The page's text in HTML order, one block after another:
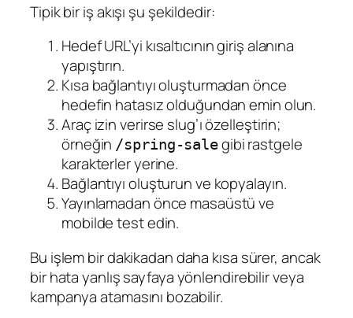
Tipik bir iş akışı şu şekildedir:
Hedef URL’yi kısaltıcının giriş alanına
yapıştırın.
Kısa bağlantıyı oluşturmadan önce
hedefin hatasız olduğundan emin olun.
Araç izin verirse slug’ı özelleştirin;
örneğin /spring-salegibi rastgele
karakterler yerine.
Bağlantıyı oluşturun ve kopyalayın.
Yayınlamadan önce masaüstü ve
mobilde test edin.
Bu işlem bir dakikadan daha kısa sürer, ancak
bir hata yanlış sayfaya yönlendirebilir veya
kampanya atamasını bozabilir.